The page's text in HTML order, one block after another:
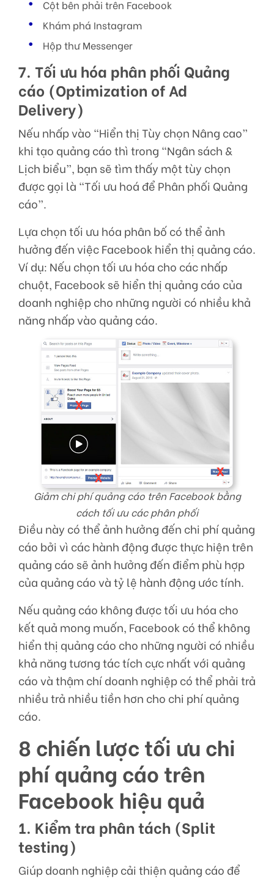
Cột bên phải trên Facebook
Khám phá Instagram
Hộp thư Messenger
7. Tối ưu hóa phân phối Quảng
cáo (Optimization of Ad
Delivery)
Nếu nhấp vào “Hiển thị Tùy chọn Nâng cao”
khi tạo quảng cáo thì trong “Ngân sách &
Lịch biểu”, bạn sẽ tìm thấy một tùy chọn
được gọi là “Tối ưu hoá để Phân phối Quảng
cáo”.
Lựa chọn tối ưu hóa phân bố có thể ảnh
hưởng đến việc Facebook hiển thị quảng cáo.
Ví dụ: Nếu chọn tối ưu hóa cho các nhấp
chuột, Facebook sẽ hiển thị quảng cáo của
doanh nghiệp cho những người có nhiều khả
năng nhấp vào quảng cáo.
Giảm chi phí quảng cáo trên Facebook bằng
cách tối ưu các phân phối
Điều này có thể ảnh hưởng đến chi phí quảng
cáo bởi vì các hành động được thực hiện trên
quảng cáo sẽ ảnh hưởng đến điểm phù hợp
của quảng cáo và tỷ lệ hành động ước tính.
Nếu quảng cáo không được tối ưu hóa cho
kết quả mong muốn, Facebook có thể không
hiển thị quảng cáo cho những người có nhiều
khả năng tương tác tích cực nhất với quảng
cáo và thậm chí doanh nghiệp có thể phải trả
nhiều trả nhiều tiền hơn cho chi phí quảng
cáo.
8 chiến lược tối ưu chi
phí quảng cáo trên
Facebook hiệu quả
1. Kiểm tra phân tách (Split
testing)
Giúp doanh nghiệp cải thiện quảng cáo để